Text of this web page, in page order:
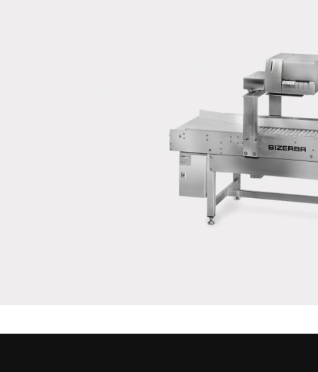
Confirmo que concordo com o uso dos meus dados para
processar essa solicitação Informações adicionais podem ser
Declaração de proteção de dados*
Click to start verification